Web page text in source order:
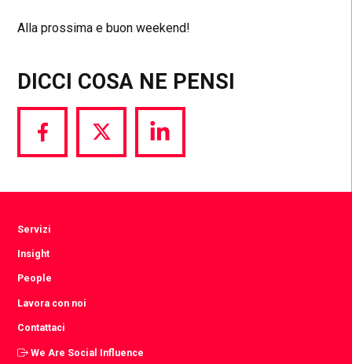
Alla prossima e buon weekend!
DICCI COSA NE PENSI
Share
via
Share
via
Share
via
Servizi
Insight
People
Lavora con noi
Contattaci
We Are Social Influence